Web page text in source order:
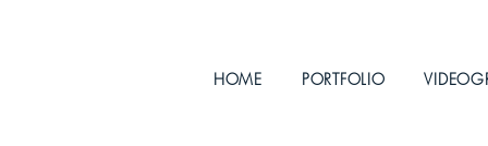
HOME PORTFOLIO